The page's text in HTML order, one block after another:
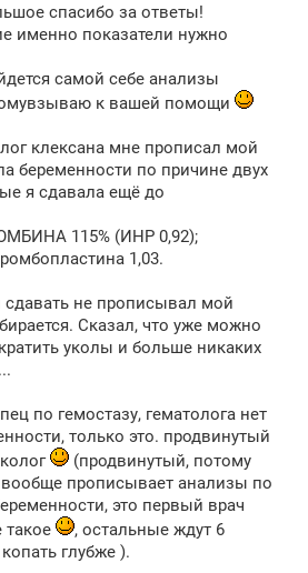
спасибо за ответы!
именно показатели нужно
самой себе анализы
к вашей помощи
клексана мне прописал мой
беременности по причине двух
я сдавала ещё до
115% (ИНР 0,92);
1,03.
сдавать не прописывал мой
Сказал, что уже можно
уколы и больше никаких
по гемостазу, гематолога нет
только это. продвинутый
(продвинутый, потому
вообще прописывает анализы по
это первый врач
, остальные ждут 6
глубже ).